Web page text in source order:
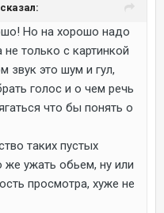
Но на хорошо надо
только с картинкой
звук это шум и гул,
голос и о чем речь
что бы понять о
таких пустых
ужать обьем, ну или
просмотра, хуже не